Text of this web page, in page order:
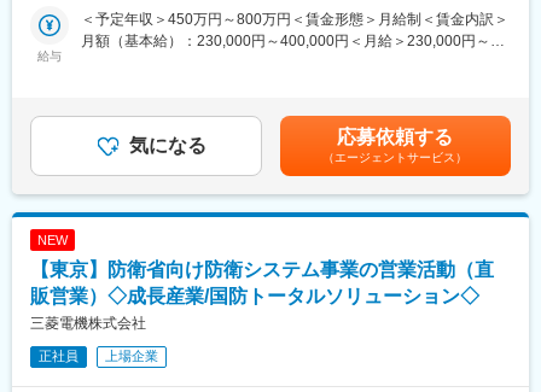
■会社について
1972年創業。「自動巻線機システムのトップメーカー」として、
変更の範囲：会社の定める業務
顧客への訪問・課題ヒアリングから、引合案件の創出、見積提
案、受注、設備納品まで一貫して担当。製品はすべてオーダーメ
イドのため、顧客ごとの課題や生産体制に合わせた最適なシステ
を形にしていくため、最先端のモノづくりを支えるやりがいを実
感できる仕事です。
ーカーの重要案件に携わることができます。
・提案営業の醍醐味を実感
既製品を販売するカタログ営業ではなく、お客様ごとに最適な設
備を構想・提案するスタイル。顧客の想いや自身のアイデアを設
備に反映できるため、大きな達成感を得られます。
給与
＜予定年収＞450万円～800万円＜賃金形態＞月給制＜賃金内訳＞
月額（基本給）：230,000円～400,000円＜月給＞230,000円～
気になる 応募依頼する
（エージェントサービス）
NEW
【東京】防衛省向け防衛システム事業の営業活動（直
販営業）◇成長産業/国防トータルソリューション◇
三菱電機株式会社
正社員 上場企業